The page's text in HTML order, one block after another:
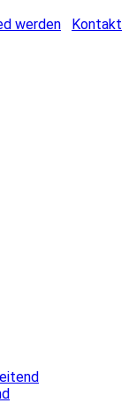
werden Kontakt